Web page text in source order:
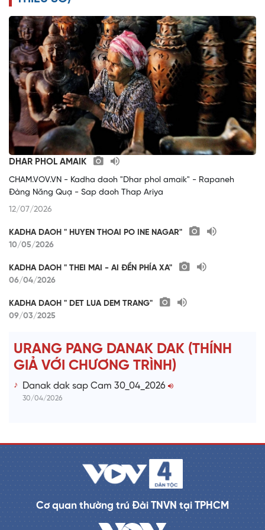
DHAR PHOL AMAIK
CHAM.VOV.VN - Kadha daoh "Dhar phol amaik" - Rapaneh
Đàng Năng Quạ - Sap daoh Thap Ariya
12/07/2026
KADHA DAOH " HUYEN THOAI PO INE NAGAR"
10/05/2026
KADHA DAOH " THEI MAI - AI ĐỀN PHÍA XA"
06/04/2026
KADHA DAOH " DET LUA DEM TRANG"
09/03/2025
URANG PANG DANAK DAK (THÍNH
GIẢ VỚI CHƯƠNG TRÌNH)
Danak dak sap Cam 30_04_2026
30/04/2026
Cơ quan thường trú Đài TNVN tại TPHCM